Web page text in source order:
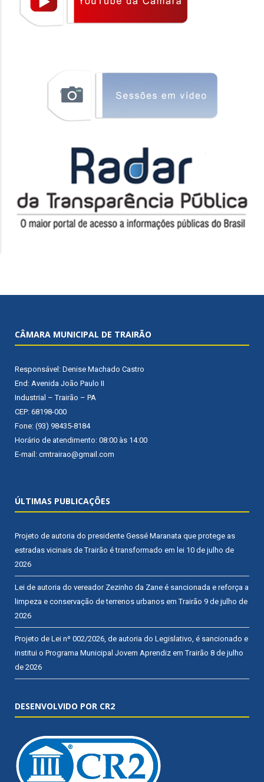
CÂMARA MUNICIPAL DE TRAIRÃO
Responsável: Denise Machado Castro
End: Avenida João Paulo II
Industrial – Trairão – PA
CEP: 68198-000
Fone: (93) 98435-8184
Horário de atendimento: 08:00 às 14:00
E-mail: cmtrairao@gmail.com
ÚLTIMAS PUBLICAÇÕES
Projeto de autoria do presidente Gessé Maranata que protege as
estradas vicinais de Trairão é transformado em lei 10 de julho de
2026
Lei de autoria do vereador Zezinho da Zane é sancionada e reforça a
limpeza e conservação de terrenos urbanos em Trairão 9 de julho de
2026
Projeto de Lei nº 002/2026, de autoria do Legislativo, é sancionado e
institui o Programa Municipal Jovem Aprendiz em Trairão 8 de julho
de 2026
DESENVOLVIDO POR CR2